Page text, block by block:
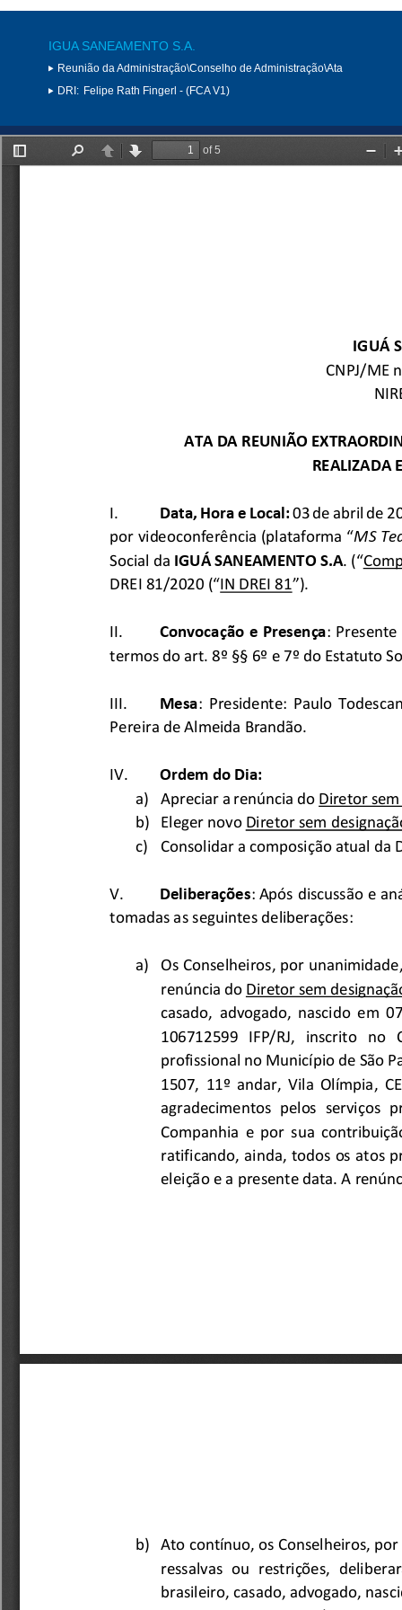
IGUA SANEAMENTO S.A.
Reunião da Administração\Conselho de Administração\Ata
DRI: Felipe Rath Fingerl - (FCA V1)